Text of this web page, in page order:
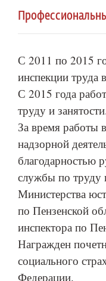
С 2011 по 2015
инспекции труда
С 2015 года
труду и
За время работы
надзорной
благодарностью
службы по труду
Министерства
по Пензенской
инспектора по
Награжден
социального
Федерации.